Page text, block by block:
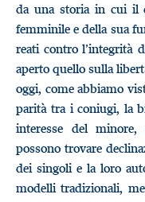
da una storia in cui il
femminile e della sua
reati contro l’integrità
aperto quello sulla
oggi, come abbiamo
parità tra i coniugi, la
interesse del minore,
possono trovare
dei singoli e la loro
modelli tradizionali,